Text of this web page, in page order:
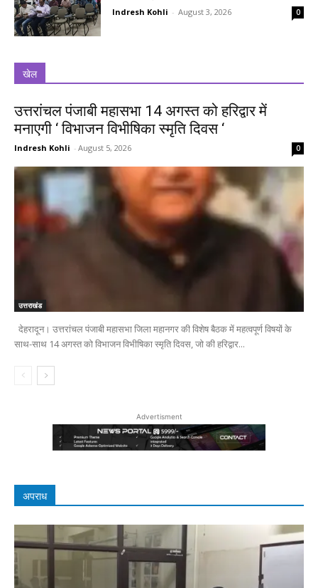
Indresh Kohli - August 3, 2026 0
खेल
उत्तरांचल पंजाबी महासभा 14 अगस्त को हरिद्वार में
मनाएगी ‘ विभाजन विभीषिका स्मृति दिवस ‘
Indresh Kohli - August 5, 2026 0
उत्तराखंड
देहरादून। उत्तरांचल पंजाबी महासभा जिला महानगर की विशेष बैठक में महत्वपूर्ण विषयों के
साथ-साथ 14 अगस्त को विभाजन विभीषिका स्मृति दिवस, जो की हरिद्वार...
Advertisment
अपराध